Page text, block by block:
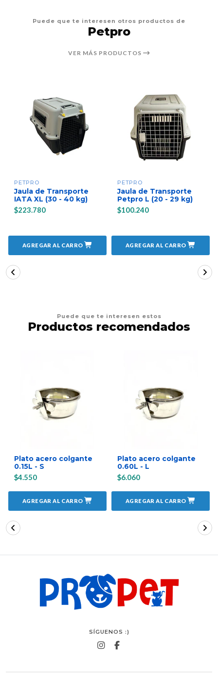
Puede que te interesen otros productos de
Petpro
VER MÁS PRODUCTOS
PETPRO
Jaula de Transporte
IATA XL (30 - 40 kg)
$223.780
AGREGAR AL CARRO
PETPRO
Jaula de Transporte
Petpro L (20 - 29 kg)
$100.240
AGREGAR AL CARRO
Puede que te interesen estos
Productos recomendados
Plato acero colgante
0.15L - S
$4.550
AGREGAR AL CARRO
Plato acero colgante
0.60L - L
$6.060
AGREGAR AL CARRO
SÍGUENOS :)